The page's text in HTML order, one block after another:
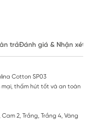
trảĐánh giá & Nhận xét
Cotton SP03
mại, thấm hút tốt và an toàn
Cam 2, Trắng, Trắng 4, Vàng